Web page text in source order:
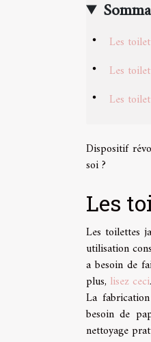
Les
Les
Les
Dispositif
soi ?
Les
Les toilettes
utilisation
a besoin de
plus, lisez ceci.
La
besoin de
nettoyage